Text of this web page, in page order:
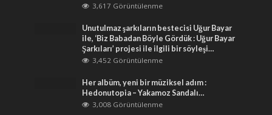
3,617 Görüntülenme
Unutulmaz şarkıların bestecisi Uğur Bayar
ile, ‘Biz Babadan Böyle Gördük : Uğur Bayar
Şarkıları’ projesi ile ilgili bir söyleşi…
3,452 Görüntülenme
Her albüm, yeni bir müziksel adım :
Hedonutopia – Yakamoz Sandalı…
3,008 Görüntülenme